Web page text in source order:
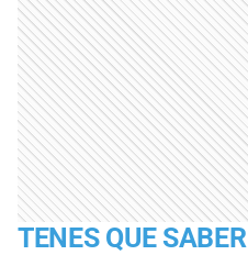
TENES QUE SABER